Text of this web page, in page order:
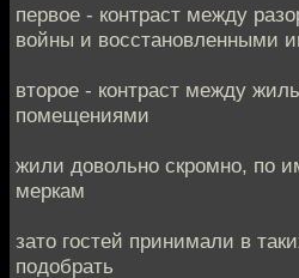
первое - контраст между
войны и восстановленными
второе - контраст между
помещениями
жили довольно скромно, по
меркам
зато гостей принимали в
подобрать